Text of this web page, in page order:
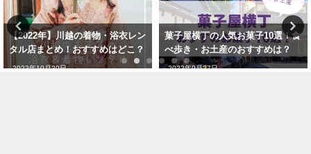
【2022年】川越の着物・浴衣レン
タル店まとめ！おすすめはどこ？
2022年10月20日
菓子屋横丁の人気お菓子10選！食
べ歩き・お土産のおすすめは？
2022年9月27日